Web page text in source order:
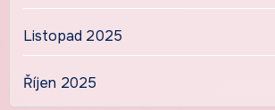
Listopad 2025
Říjen 2025